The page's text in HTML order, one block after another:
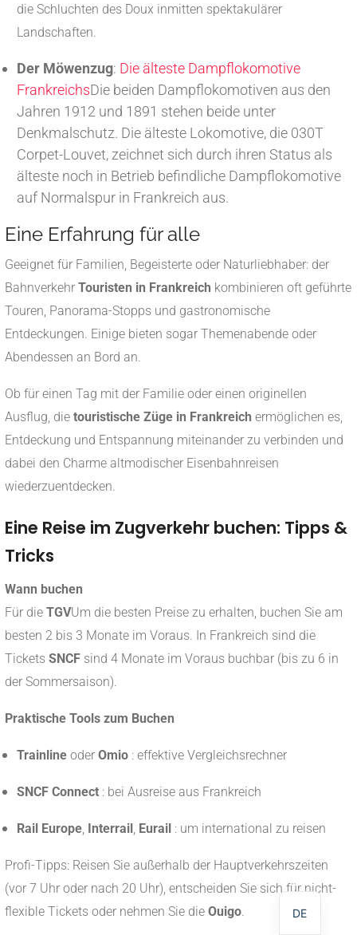
die Schluchten des Doux inmitten spektakulärer
Landschaften.
Der Möwenzug: Die älteste Dampflokomotive
FrankreichsDie beiden Dampflokomotiven aus den
Jahren 1912 und 1891 stehen beide unter
Denkmalschutz. Die älteste Lokomotive, die 030T
Corpet-Louvet, zeichnet sich durch ihren Status als
älteste noch in Betrieb befindliche Dampflokomotive
auf Normalspur in Frankreich aus.
Eine Erfahrung für alle
Geeignet für Familien, Begeisterte oder Naturliebhaber: der
Bahnverkehr Touristen in Frankreich kombinieren oft geführte
Touren, Panorama-Stopps und gastronomische
Entdeckungen. Einige bieten sogar Themenabende oder
Abendessen an Bord an.
Ob für einen Tag mit der Familie oder einen originellen
Ausflug, die touristische Züge in Frankreich ermöglichen es,
Entdeckung und Entspannung miteinander zu verbinden und
dabei den Charme altmodischer Eisenbahnreisen
wiederzuentdecken.
Eine Reise im Zugverkehr buchen: Tipps &
Tricks
Wann buchen
Für die TGVUm die besten Preise zu erhalten, buchen Sie am
besten 2 bis 3 Monate im Voraus. In Frankreich sind die
Tickets SNCF sind 4 Monate im Voraus buchbar (bis zu 6 in
der Sommersaison).
Praktische Tools zum Buchen
Trainline oder Omio : effektive Vergleichsrechner
SNCF Connect : bei Ausreise aus Frankreich
Rail Europe, Interrail, Eurail : um international zu reisen
Profi-Tipps: Reisen Sie außerhalb der Hauptverkehrszeiten
(vor 7 Uhr oder nach 20 Uhr), entscheiden Sie sich für nicht-
flexible Tickets oder nehmen Sie die Ouigo. DE
FR
EN
NL